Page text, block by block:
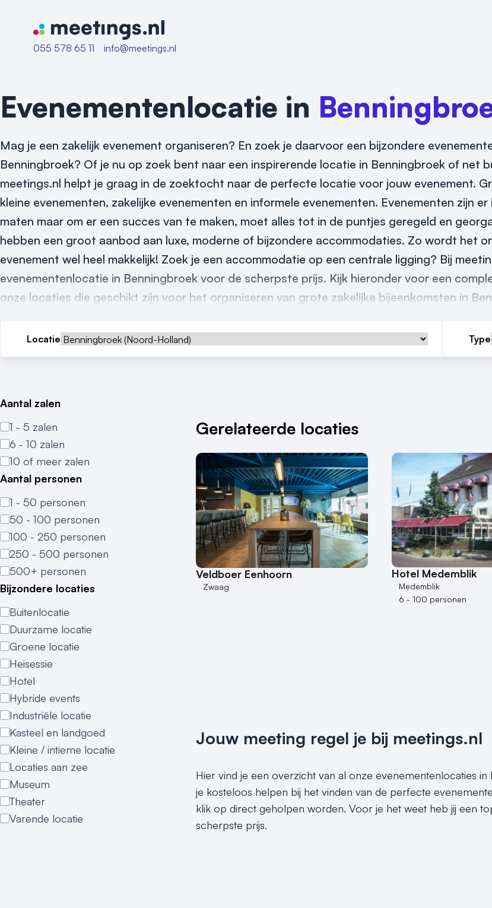
Naar home van Meetings
055 578 65 11
info@meetings.nl
Evenementenlocatie in
Mag je een zakelijk evenement organiseren? En zoek je daarvoor een bijzondere
Benningbroek? Of je nu op zoek bent naar een inspirerende locatie in Benningbroek of net
meetings.nl helpt je graag in de zoektocht naar de perfecte locatie voor jouw evenement.
kleine evenementen, zakelijke evenementen en informele evenementen. Evenementen zijn
maten maar om er een succes van te maken, moet alles tot in de puntjes geregeld en
hebben een groot aanbod aan luxe, moderne of bijzondere accommodaties. Zo wordt het
evenement wel heel makkelijk! Zoek je een accommodatie op een centrale ligging? Bij
evenementenlocatie in Benningbroek voor de scherpste prijs. Kijk hieronder voor een
onze locaties die geschikt zijn voor het organiseren van grote zakelijke bijeenkomsten in
Locatie Type
Aantal zalen
1 - 5 zalen
6 - 10 zalen
10 of meer zalen
Aantal personen
1 - 50 personen
50 - 100 personen
100 - 250 personen
250 - 500 personen
500+ personen
Bijzondere locaties
Buitenlocatie
Duurzame locatie
Groene locatie
Heisessie
Hotel
Hybride events
Industriële locatie
Kasteel en landgoed
Kleine / intieme locatie
Locaties aan zee
Museum
Theater
Varende locatie
Gerelateerde locaties
Veldboer Eenhoorn
Zwaag
Hotel Medemblik
Medemblik
6 - 100 personen
Jouw meeting regel je bij meetings.nl
Hier vind je een overzicht van al onze evenementenlocaties
je kosteloos helpen bij het vinden van de perfecte
klik op direct geholpen worden. Voor je het weet heb jij een
scherpste prijs.